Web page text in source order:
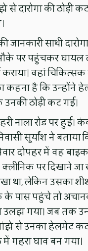
से दारोगा की ठोड़ी
जानकारी साथी
पर पहुंचकर घायल
कराया। वहां
कहना है कि उन्होंने
ठोड़ी कट गई।
नाला रोड पर हुई।
सूर्यांश ने
दोपहर में वह
पर दिखाने जा
था, लेकिन उसका
के पास पहुंचे तो
उलझ गया। जब तक
से उनका हेलमेट
गहरा घाव बन गया।